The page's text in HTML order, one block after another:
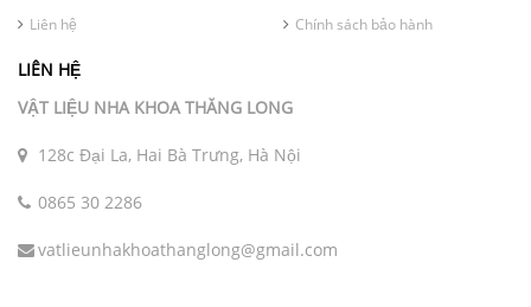
Liên hệ
Chính sách bảo hành
LIÊN HỆ
VẬT LIỆU NHA KHOA THĂNG LONG
128c Đại La, Hai Bà Trưng, Hà Nội
0865 30 2286
vatlieunhakhoathanglong@gmail.com